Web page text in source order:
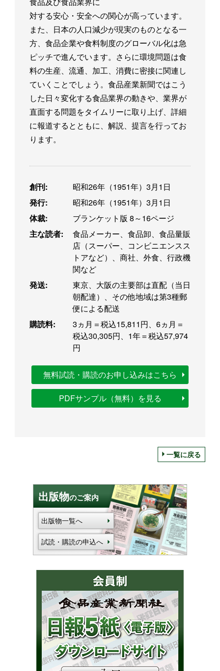
対する安心・安全への関心が高っています。
また、日本の人口減少が現実のものとなる一
方、食品企業や食料制度のグローバル化は急
ピッチで進んでいます。さらに環境問題は食
料の生産、流通、加工、消費に密接に関連し
ていくことでしょう。食品産業新聞ではこう
した日々変化する食品業界の動きや、業界が
直面する問題をタイムリーに取り上げ、詳細
に報道するとともに、解説、提言を行ってお
ります。
創刊:
昭和26年（1951年）3月1日
発行:
昭和26年（1951年）3月1日
体裁:
ブランケット版 8～16ページ
主な読者:
食品メーカー、食品卸、食品量販
店（スーパー、コンビニエンスス
トアなど）、商社、外食、行政機
関など
発送:
東京、大阪の主要部は直配（当日
朝配達）、その他地域は第3種郵
便による配送
購読料:
3ヵ月＝税込15,811円、6ヵ月＝
税込30,305円、1年＝税込57,974
円
無料試読・購読のお申し込みはこちら
PDFサンプル（無料）を見る
一覧に戻る
出版物のご案内
出版物一覧へ
試読・購読の申込へ